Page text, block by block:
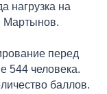
нагрузка на
Мартынов.
перед
544 человека.
баллов.